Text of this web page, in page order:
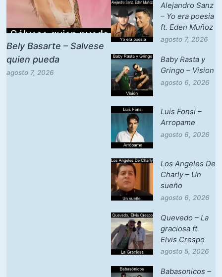
Bely Basarte – Salvese
quien pueda
agosto 7, 2026
Alejandro Sanz
– Yo era poesia
ft. Eden Muñoz
agosto 7, 2026
Baby Rasta y
Gringo – Vision
agosto 6, 2026
Luis Fonsi –
Arropame
agosto 6, 2026
Los Angeles De
Charly – Un
sueño
agosto 6, 2026
Quevedo – La
graciosa ft.
Elvis Crespo
agosto 5, 2026
Babasonicos –